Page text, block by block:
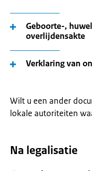
Geboorte-,
overlijdensakte
Verklaring van
Wilt u een ander
lokale autoriteiten
Na legalisatie